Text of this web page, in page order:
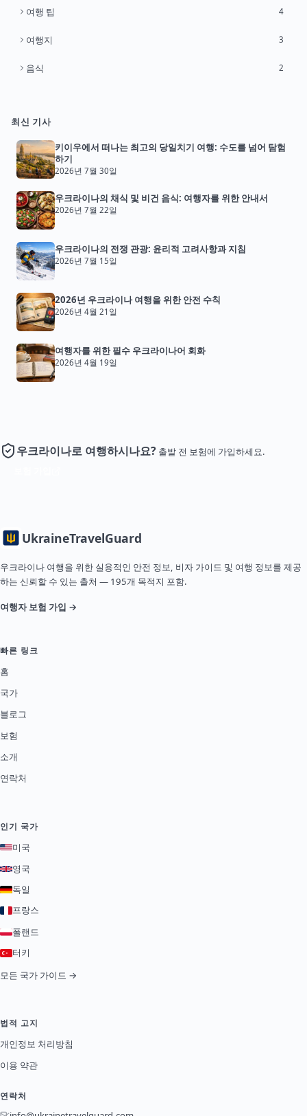
여행 팁 4
여행지 3
음식 2
최신 기사
키이우에서 떠나는 최고의 당일치기 여행: 수도를 넘어 탐험
하기
2026년 7월 30일
우크라이나의 채식 및 비건 음식: 여행자를 위한 안내서
2026년 7월 22일
우크라이나의 전쟁 관광: 윤리적 고려사항과 지침
2026년 7월 15일
2026년 우크라이나 여행을 위한 안전 수칙
2026년 4월 21일
여행자를 위한 필수 우크라이나어 회화
2026년 4월 19일
우크라이나로 여행하시나요? 출발 전 보험에 가입하세요.
UkraineTravelGuard
우크라이나 여행을 위한 실용적인 안전 정보, 비자 가이드 및 여행 정보를 제공
하는 신뢰할 수 있는 출처 — 195개 목적지 포함.
여행자 보험 가입 →
빠른 링크
홈
국가
블로그
보험
소개
연락처
인기 국가
미국
영국
독일
프랑스
폴랜드
터키
모든 국가 가이드 →
법적 고지
개인정보 처리방침
이용 약관
연락처